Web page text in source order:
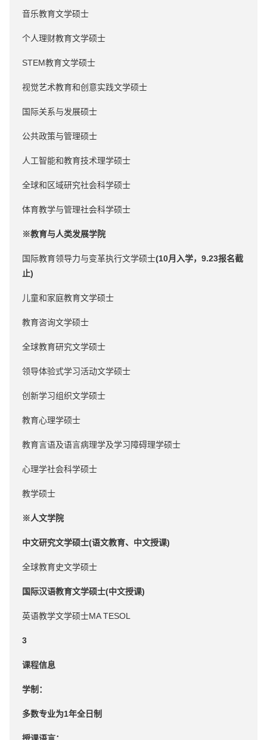
音乐教育文学硕士
个人理财教育文学硕士
STEM教育文学硕士
视觉艺术教育和创意实践文学硕士
国际关系与发展硕士
公共政策与管理硕士
人工智能和教育技术理学硕士
全球和区域研究社会科学硕士
体育教学与管理社会科学硕士
※教育与人类发展学院
国际教育领导力与变革执行文学硕士(10月入学，9.23报名截
止)
儿童和家庭教育文学硕士
教育咨询文学硕士
全球教育研究文学硕士
领导体验式学习活动文学硕士
创新学习组织文学硕士
教育心理学硕士
教育言语及语言病理学及学习障碍理学硕士
心理学社会科学硕士
教学硕士
※人文学院
中文研究文学硕士(语文教育、中文授课)
全球教育史文学硕士
国际汉语教育文学硕士(中文授课)
英语教学文学硕士MA TESOL
3
课程信息
学制：
多数专业为1年全日制